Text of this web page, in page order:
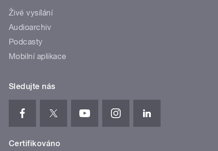
Živé vysílání
Audioarchiv
Podcasty
Mobilní aplikace
Sledujte nás
Certifikováno